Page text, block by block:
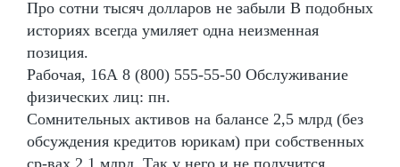
Про сотни тысяч долларов не забыли В подобных
историях всегда умиляет одна неизменная
позиция.
Рабочая, 16А 8 (800) 555-55-50 Обслуживание
физических лиц: пн.
Сомнительных активов на балансе 2,5 млрд (без
обсуждения кредитов юрикам) при собственных
ср-вах 2,1 млрд. Так у него и не получится